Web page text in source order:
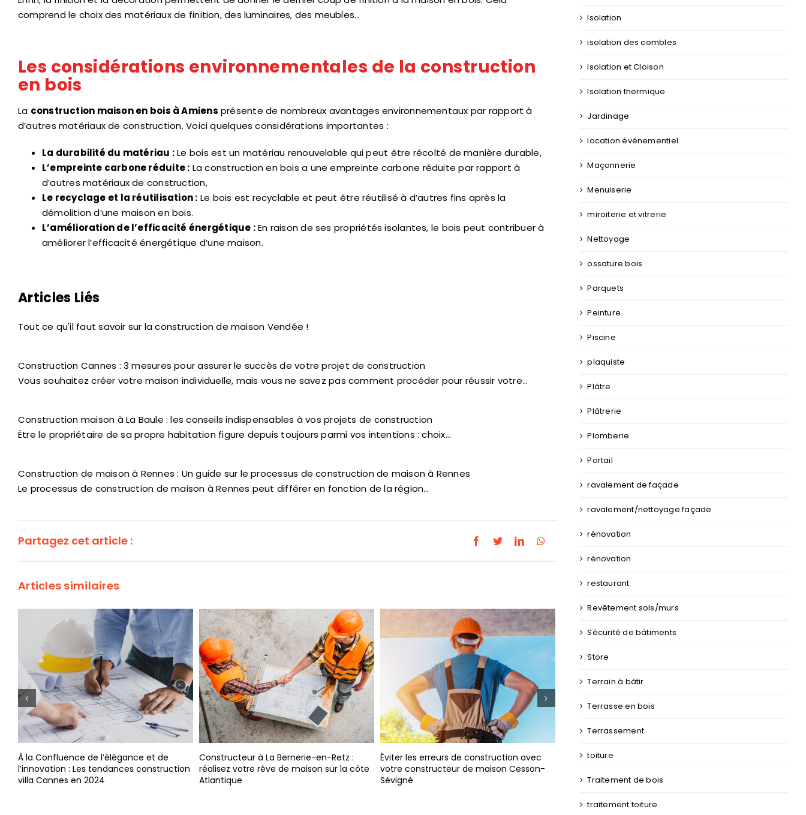
comprend le choix des matériaux de finition, des luminaires, des meubles…
Les considérations environnementales de la construction
en bois
La construction maison en bois à Amiens présente de nombreux avantages environnementaux par rapport à
d’autres matériaux de construction. Voici quelques considérations importantes :
La durabilité du matériau :Le bois est un matériau renouvelable qui peut être récolté de manière durable,
L’empreinte carbone réduite : La construction en bois a une empreinte carbone réduite par rapport à
d’autres matériaux de construction,
Le recyclage et la réutilisation : Le bois est recyclable et peut être réutilisé à d’autres fins après la
démolition d’une maison en bois.
L’amélioration de l’efficacité énergétique :En raison de ses propriétés isolantes, le bois peut contribuer à
améliorer l’efficacité énergétique d’une maison.
Articles Liés
Tout ce qu'il faut savoir sur la construction de maison Vendée !
Construction Cannes : 3 mesures pour assurer le succès de votre projet de construction
Vous souhaitez créer votre maison individuelle, mais vous ne savez pas comment procéder pour réussir votre…
Construction maison à La Baule : les conseils indispensables à vos projets de construction
Être le propriétaire de sa propre habitation figure depuis toujours parmi vos intentions : choix…
Construction de maison à Rennes : Un guide sur le processus de construction de maison à Rennes
Le processus de construction de maison à Rennes peut différer en fonction de la région…
Partagez cet article : Facebook
TwitterLinkedInWhatsApp
Articles similaires
Constructeur à La Bernerie-en-Retz :
réalisez votre rêve de maison sur la côte
Atlantique
Éviter les erreurs de construction avec
votre constructeur de maison Cesson-
Sévigné
Constructeur maison moderne en Loire-
Atlantique : les 10 principaux aspects à
prendre en compte
Isolation
isolation des combles
Isolation et Cloison
Isolation thermique
Jardinage
location événementiel
Maçonnerie
Menuiserie
miroiterie et vitrerie
Nettoyage
ossature bois
Parquets
Peinture
Piscine
plaquiste
Plâtre
Plâtrerie
Plomberie
Portail
ravalement de façade
ravalement/nettoyage façade
rénovation
rénovation
restaurant
Revêtement sols/murs
Sécurité de bâtiments
Store
Terrain à bâtir
Terrasse en bois
Terrassement
toiture
Traitement de bois
traitement toiture